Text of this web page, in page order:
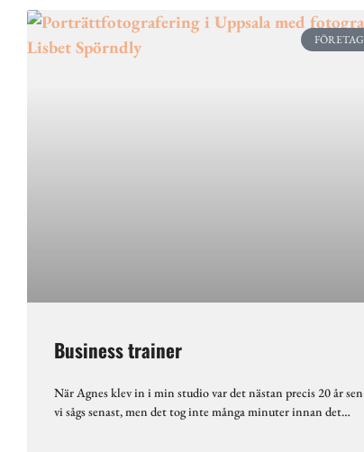
FÖRETAG
Business trainer
När Agnes klev in i min studio var det nästan precis 20 år sen
vi sågs senast, men det tog inte många minuter innan det…